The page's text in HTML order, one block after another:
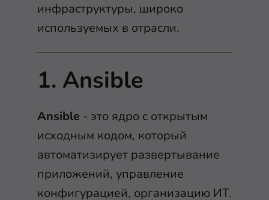
инфраструктуры, широко
используемых в отрасли.
1. Ansible
Ansible - это ядро с открытым
исходным кодом, который
автоматизирует развертывание
приложений, управление
конфигурацией, организацию ИТ.